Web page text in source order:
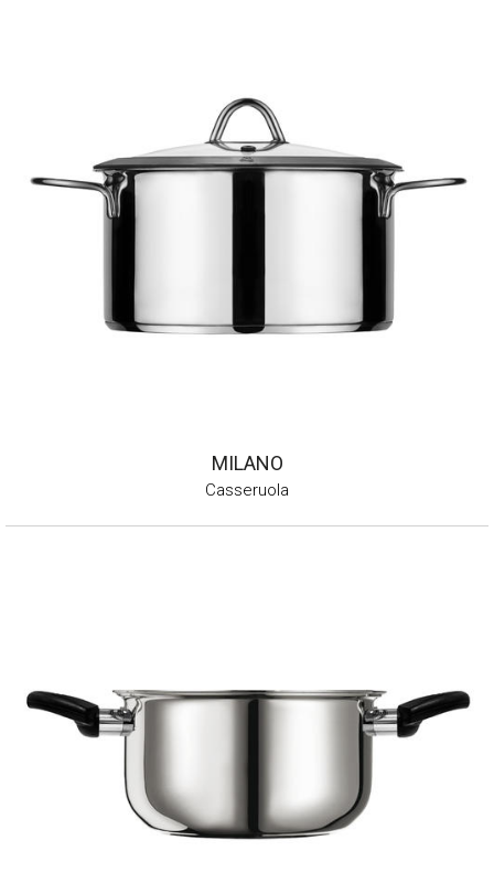
MILANO
Casseruola